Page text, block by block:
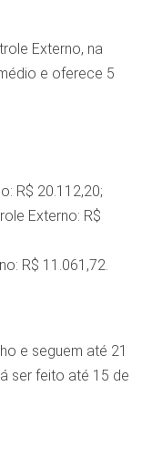
Externo, na
e oferece 5
R$ 20.112,20;
Externo: R$
R$ 11.061,72.
e seguem até 21
ser feito até 15 de